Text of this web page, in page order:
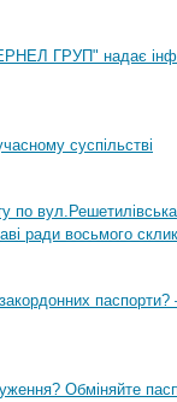
ГРУП" надає
суспільстві
по
ради восьмого
паспорти?
Обміняйте